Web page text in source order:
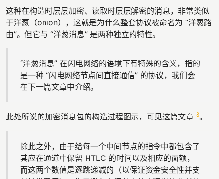
这种在构造时层层加密、读取时层层解密的消息，非常类似
于洋葱（onion），这就是为什么整套协议被命名为 “洋葱路
由”。但它与 “洋葱消息” 是两种独立的特性。
“洋葱消息” 在闪电网络的语境下有特殊的含义，指的
是一种 “闪电网络节点间直接通信” 的协议，我们会
在下一篇文章中介绍。
此处所说的加密消息包的构造过程图示，可见这篇文章 8。
除此之外，由于给每一个中间节点的指令中都包含了
其应在通道中保留 HTLC 的时间以及相应的面额，
而这两个数值是逐跳递减的（以保证资金安全性并支